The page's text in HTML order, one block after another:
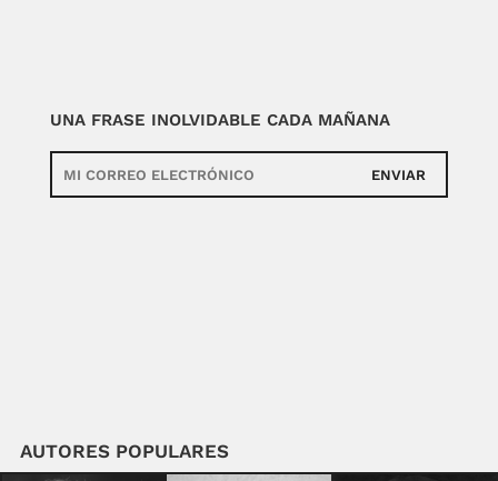
UNA FRASE INOLVIDABLE CADA MAÑANA
ENVIAR
AUTORES POPULARES